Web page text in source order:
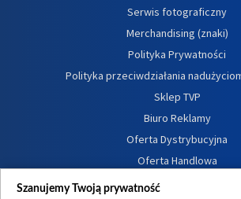
Serwis fotograficzny
Merchandising (znaki)
Polityka Prywatności
Polityka przeciwdziałania
Sklep TVP
Biuro Reklamy
Oferta Dystrybucyjna
Oferta Handlowa
Dostępność
Szanujemy Twoją prywatność